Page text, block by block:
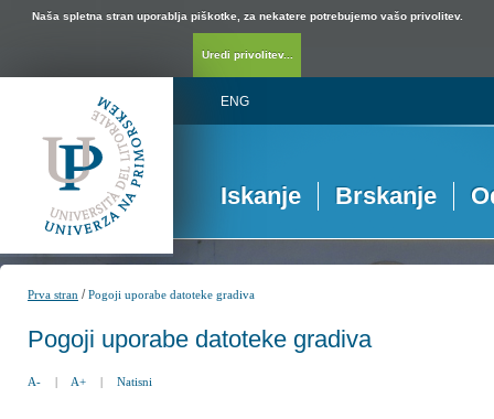
Naša spletna stran uporablja piškotke, za nekatere potrebujemo vašo privolitev.
Uredi privolitev...
ENG
Iskanje Brskanje
Prva stran /Pogoji uporabe datoteke gradiva
Pogoji uporabe datoteke gradiva
A- | A+ | Natisni